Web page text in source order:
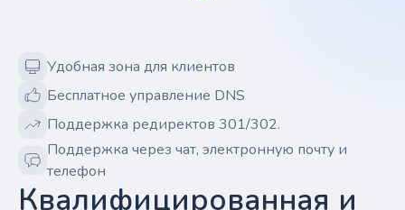
Удобная зона для клиентов
Бесплатное управление DNS
Поддержка редиректов 301/302.
Поддержка через чат, электронную почту и
телефон
Квалифицированная и